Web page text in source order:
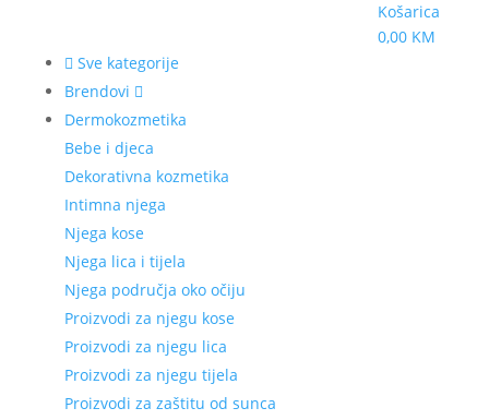
Košarica
0,00 KM
Sve kategorije
Brendovi
Dermokozmetika
Bebe i djeca
Dekorativna kozmetika
Intimna njega
Njega kose
Njega lica i tijela
Njega područja oko očiju
Proizvodi za njegu kose
Proizvodi za njegu lica
Proizvodi za njegu tijela
Proizvodi za zaštitu od sunca